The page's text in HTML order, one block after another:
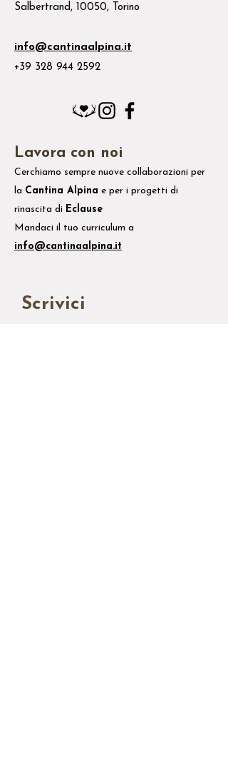
Salbertrand, 10050, Torino
info@cantinaalpina.it
+39 328 944 2592
Lavora con noi
Cerchiamo sempre nuove collaborazioni per
la Cantina Alpina e per i progetti di
rinascita di Eclause
Mandaci il tuo curriculum a
info@cantinaalpina.it
Scrivici